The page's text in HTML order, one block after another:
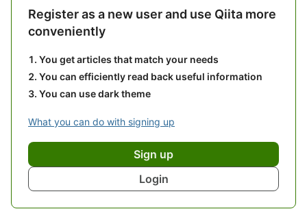
Register as a new user and use Qiita more
conveniently
You get articles that match your needs
You can efficiently read back useful information
You can use dark theme
What you can do with signing up
Sign up
Login